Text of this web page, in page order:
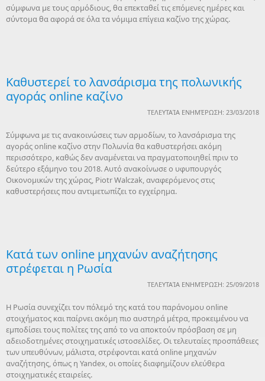
σύμφωνα με τους αρμόδιους, θα επεκταθεί τις επόμενες ημέρες και
σύντομα θα αφορά σε όλα τα νόμιμα επίγεια καζίνο της χώρας.
Καθυστερεί το λανσάρισμα της πολωνικής
αγοράς online καζίνο
ΤΕΛΕΥΤΑΊΑ ΕΝΗΜΈΡΩΣΗ: 23/03/2018
Σύμφωνα με τις ανακοινώσεις των αρμοδίων, το λανσάρισμα της
αγοράς online καζίνο στην Πολωνία θα καθυστερήσει ακόμη
περισσότερο, καθώς δεν αναμένεται να πραγματοποιηθεί πριν το
δεύτερο εξάμηνο του 2018. Αυτό ανακοίνωσε ο υφυπουργός
Οικονομικών της χώρας, Piotr Walczak, αναφερόμενος στις
καθυστερήσεις που αντιμετωπίζει το εγχείρημα.
Κατά των online μηχανών αναζήτησης
στρέφεται η Ρωσία
ΤΕΛΕΥΤΑΊΑ ΕΝΗΜΈΡΩΣΗ: 25/09/2018
Η Ρωσία συνεχίζει τον πόλεμό της κατά του παράνομου online
στοιχήματος και παίρνει ακόμη πιο αυστηρά μέτρα, προκειμένου να
εμποδίσει τους πολίτες της από το να αποκτούν πρόσβαση σε μη
αδειοδοτημένες στοιχηματικές ιστοσελίδες. Οι τελευταίες προσπάθειες
των υπευθύνων, μάλιστα, στρέφονται κατά online μηχανών
αναζήτησης, όπως η Yandex, οι οποίες διαφημίζουν ελεύθερα
στοιχηματικές εταιρείες.